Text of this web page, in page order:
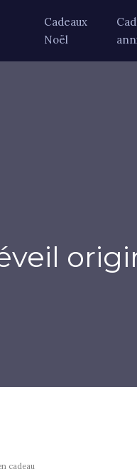
Cadeaux
Noël
cadeau